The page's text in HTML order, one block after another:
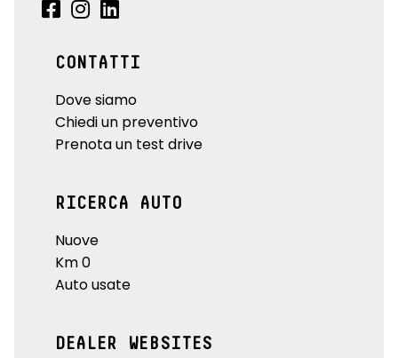
CONTATTI
Dove siamo
Chiedi un preventivo
Prenota un test drive
RICERCA AUTO
Nuove
Km 0
Auto usate
DEALER WEBSITES